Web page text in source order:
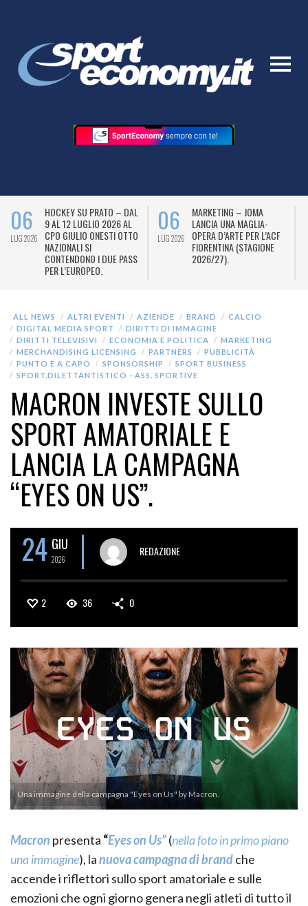
06
LUG 2026
HOCKEY SU PRATO – DAL
9 AL 12 LUGLIO 2026 AL
CPO GIULIO ONESTI OTTO
NAZIONALI SI
CONTENDONO I DUE PASS
PER L’EUROPEO.
06
LUG 2026
MARKETING – JOMA
LANCIA UNA MAGLIA-
OPERA D’ARTE PER L’ACF
FIORENTINA (STAGIONE
2026/27).
ALL NEWS ALTRI EVENTI AZIENDE BRAND
CALCIO
DIGITAL MEDIA SPORT
DIRITTI DI IMMAGINE
DIRITTI TELEVISIVI
ECONOMIA E POLITICA
MARKETING
MERCHANDISING LICENSING
PARTNERS
PUBBLICITÀ
PUNTO E A CAPO
SPONSORSHIP
SPORT BUSINESS
SPORT.DILETTANTISTICO - ASS. SPORTIVE
MACRON INVESTE SULLO
SPORT AMATORIALE E
LANCIA LA CAMPAGNA
“EYES ON US”.
24 GIU
2026
REDAZIONE
2 36 0
Una immagine della campagna "Eyes on Us" by Macron.
Macron presenta “Eyes on Us”(nella foto in primo piano
una immagine), lanuova campagna di brandche
accende i riflettori sullo sport amatoriale e sulle
emozioni che ogni giorno genera negli atleti di tutto il